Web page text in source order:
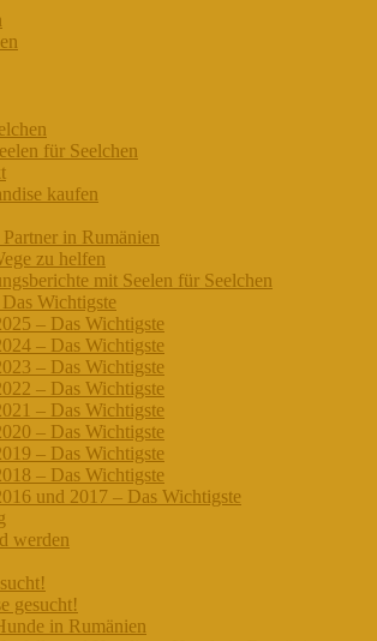
für Seelchen
kaufen
Partner in Rumänien
zu helfen
mit Seelen für Seelchen
Wichtigste
– Das Wichtigste
– Das Wichtigste
– Das Wichtigste
– Das Wichtigste
– Das Wichtigste
– Das Wichtigste
– Das Wichtigste
– Das Wichtigste
und 2017 – Das Wichtigste
werden
gesucht!
in Rumänien